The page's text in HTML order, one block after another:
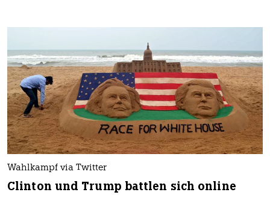
Wahlkampf via Twitter
Clinton und Trump battlen sich online